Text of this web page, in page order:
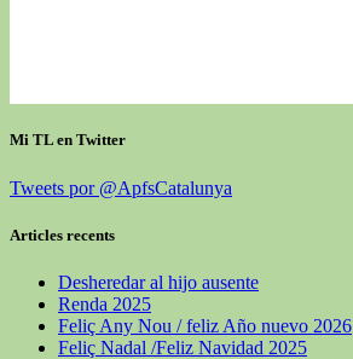
Mi TL en Twitter
Tweets por @ApfsCatalunya
Articles recents
Desheredar al hijo ausente
Renda 2025
Feliç Any Nou / feliz Año nuevo 2026
Feliç Nadal /Feliz Navidad 2025